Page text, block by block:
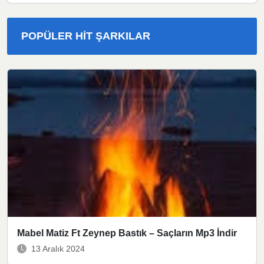
POPÜLER HIT ŞARKILAR
Mabel Matiz Ft Zeynep Bastık – Saçların Mp3 İndir
13 Aralık 2024